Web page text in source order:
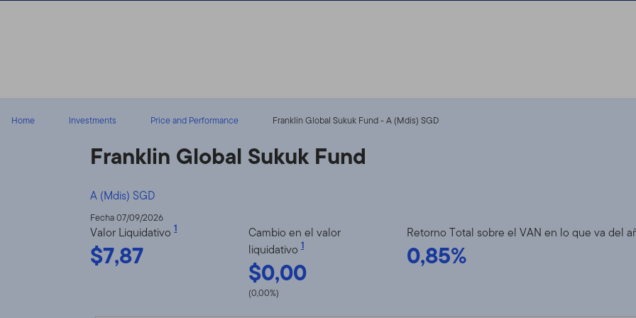
Home Investments Price and Performance Franklin Global Sukuk Fund - A (Mdis) SGD
Franklin Global Sukuk Fund
A (Mdis) SGD
Fecha 07/09/2026
Valor Liquidativo1
$7,87
Cambio en el valor
liquidativo 1
$0,00
(0,00%)
Retorno Total sobre el VAN en lo que va del
0,85%